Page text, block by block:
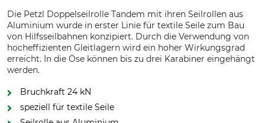
Die Petzl Doppelseilrolle Tandem mit ihren Seilrollen aus
Aluminium wurde in erster Linie für textile Seile zum Bau
von Hilfsseilbahnen konzipiert. Durch die Verwendung von
hocheffizienten Gleitlagern wird ein hoher Wirkungsgrad
erreicht. In die Öse können bis zu drei Karabiner eingehängt
werden.
Bruchkraft 24 kN
speziell für textile Seile